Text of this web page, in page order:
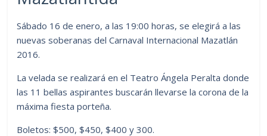
Sábado 16 de enero, a las 19:00 horas, se elegirá a las
nuevas soberanas del Carnaval Internacional Mazatlán
2016.
La velada se realizará en el Teatro Ángela Peralta donde
las 11 bellas aspirantes buscarán llevarse la corona de la
máxima fiesta porteña.
Boletos: $500, $450, $400 y 300.